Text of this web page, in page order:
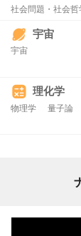
社会問題・社会哲
宇宙
宇宙
理化学
物理学 量子論